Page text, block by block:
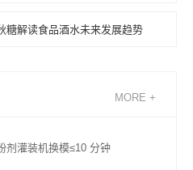
糖解读食品酒水未来发展趋势
MORE +
剂灌装机换模≤10 分钟